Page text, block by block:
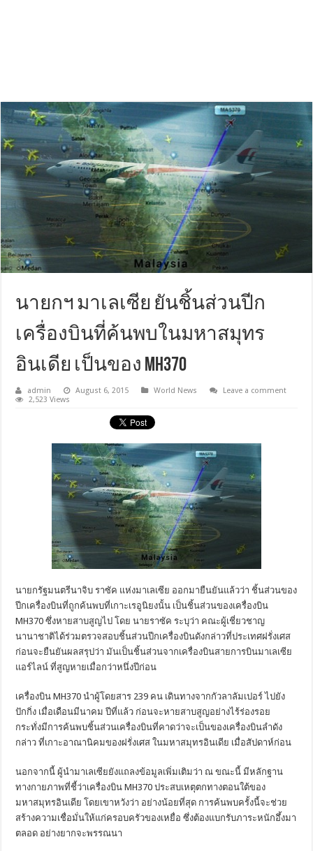
นายกฯ มาเลเซีย ยันชิ้นส่วนปีก
เครื่องบินที่ค้นพบในมหาสมุทร
อินเดีย เป็นของ MH370
admin August 6, 2015 World News
Leave a comment
2,523 Views
นายกรัฐมนตรีนาจิบ ราซัค แห่งมาเลเซีย ออกมายืนยันแล้วว่า ชิ้นส่วนของ
ปีกเครื่องบินที่ถูกค้นพบที่เกาะเรอูนิยงนั้น เป็นชิ้นส่วนของเครื่องบิน
MH370 ซึ่งหายสาบสูญไป โดย นายราซัค ระบุว่า คณะผู้เชี่ยวชาญ
นานาชาติได้ร่วมตรวจสอบชิ้นส่วนปีกเครื่องบินดังกล่าวที่ประเทศฝรั่งเศส
ก่อนจะยืนยันผลสรุปว่า มันเป็นชิ้นส่วนจากเครื่องบินสายการบินมาเลเซีย
แอร์ไลน์ ที่สูญหายเมื่อกว่าหนึ่งปีก่อน
เครื่องบิน MH370 นำผู้โดยสาร 239 คน เดินทางจากกัวลาลัมเปอร์ ไปยัง
ปักกิ่ง เมื่อเดือนมีนาคม ปีที่แล้ว ก่อนจะหายสาบสูญอย่างไร้ร่องรอย
กระทั่งมีการค้นพบชิ้นส่วนเครื่องบินที่คาดว่าจะเป็นของเครื่องบินลำดัง
กล่าว ที่เกาะอาณานิคมของฝรั่งเศส ในมหาสมุทรอินเดีย เมื่อสัปดาห์ก่อน
นอกจากนี้ ผู้นำมาเลเซียยังแถลงข้อมูลเพิ่มเติมว่า ณ ขณะนี้ มีหลักฐาน
ทางกายภาพที่ชี้ว่าเครื่องบิน MH370 ประสบเหตุตกทางตอนใต้ของ
มหาสมุทรอินเดีย โดยเขาหวังว่า อย่างน้อยที่สุด การค้นพบครั้งนี้จะช่วย
สร้างความเชื่อมั่นให้แก่ครอบครัวของเหยื่อ ซึ่งต้องแบกรับภาระหนักอึ้งมา
ตลอด อย่างยากจะพรรณนา